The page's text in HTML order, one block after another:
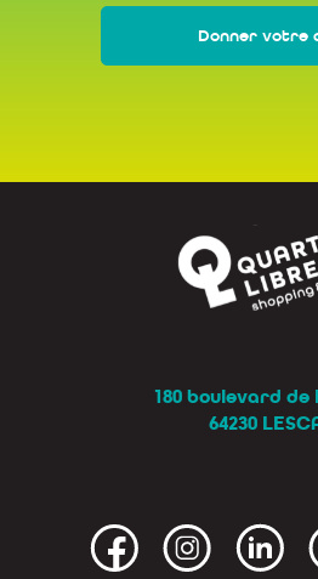
Donner votre
180 boulevard de
64230